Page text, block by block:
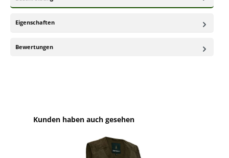
Eigenschaften
Bewertungen
Produktgalerie überspringen
Kunden haben auch gesehen